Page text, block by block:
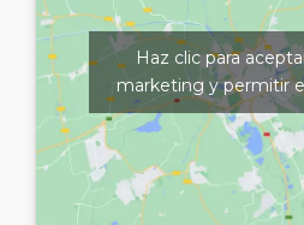
Haz clic para
marketing y permitir